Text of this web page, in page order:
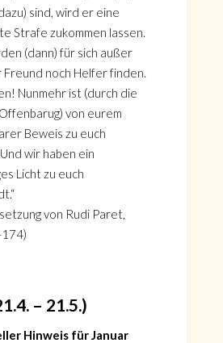
sind, wird er eine
Strafe zukommen lassen.
(dann) für sich außer
noch Helfer finden.
Nunmehr ist (durch die
von eurem
Beweis zu euch
wir haben ein
Licht zu euch
von Rudi Paret,
– 21.5.)
Hinweis für Januar